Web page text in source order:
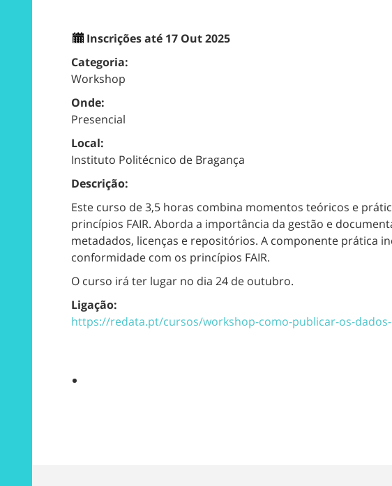
Inscrições até 17 Out 2025
Categoria:
Workshop
Onde:
Presencial
Local:
Instituto Politécnico de Bragança
Descrição:
Este curso de 3,5 horas combina momentos teóricos e
princípios FAIR. Aborda a importância da gestão e
metadados, licenças e repositórios. A componente prática
conformidade com os princípios FAIR.
O curso irá ter lugar no dia 24 de outubro.
Ligação:
https://redata.pt/cursos/workshop-como-publicar-os-